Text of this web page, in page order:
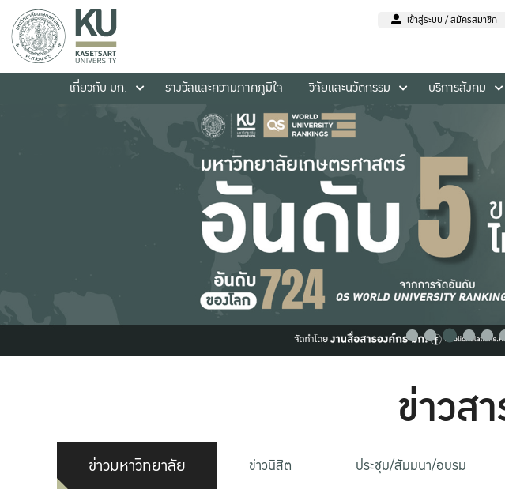
เข้าสู่ระบบ / สมัครสมาชิก
เกี่ยวกับ มก.
รางวัลและความภาคภูมิใจ วิจัยและนวัตกรรม บริการสังคม
ข่าวส
ข่าวมหาวิทยาลัย ข่าวนิสิต ประชุม/สัมมนา/อบรม